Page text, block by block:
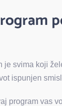
je svima koji
ispunjen
program vas